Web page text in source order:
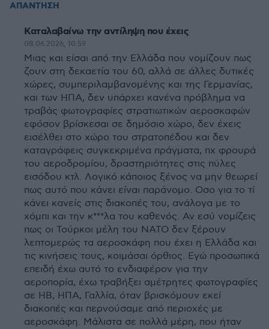
ΑΠΑΝΤΗΣΗ
Καταλαβαίνω την αντίληψη που έχεις
08.06.2026, 10:59
Μιας και είσαι από την Ελλάδα που νομίζουν πως
ζουν στη δεκαετία του 60, αλλά σε άλλες δυτικές
χώρες, συμπεριλαμβανομένης και της Γερμανίας,
και των ΗΠΑ, δεν υπάρχει κανένα πρόβλημα να
τραβάς φωτογραφίες στρατιωτικών αεροσκαφών
εφόσον βρίσκεσαι σε δημόσιο χώρο, δεν έχεις
εισέλθει στο χώρο του στρατοπέδου και δεν
καταγράφεις συγκεκριμένα πράγματα, πχ φρουρά
του αεροδρομίου, δραστηριότητες στις πύλες
εισόδου κτλ. Λογικό κάποιος ξένος να μην θεωρεί
πως αυτό που κάνει είναι παράνομο. Οσο για το τί
κάνει κανείς στις διακοπές του, ανάλογα με το
χόμπι και την κ***λα του καθενός. Αν εσύ νομίζεις
πως οι Τούρκοι μέλη του ΝΑΤΟ δεν ξέρουν
λεπτομερώς τα αεροσκάφη που έχει η Ελλάδα και
τις κινήσεις τους, κοιμάσαι όρθιος. Εγώ προσωπικά
επειδή έχω αυτό το ενδιαφέρον για την
αεροπορία, έχω τραβήξει αμέτρητες φωτογραφίες
σε ΗΒ, ΗΠΑ, Γαλλία, όταν βρισκόμουν εκεί
διακοπές και περνούσαμε από περιοχές με
αεροσκάφη. Μάλιστα σε πολλά μέρη, που ήταν